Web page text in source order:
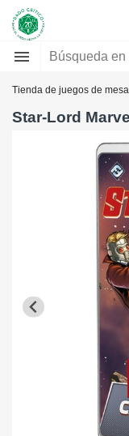

Tienda de juegos de
Star-Lord